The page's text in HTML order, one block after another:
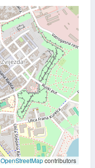
OpenStreetMapcontributors